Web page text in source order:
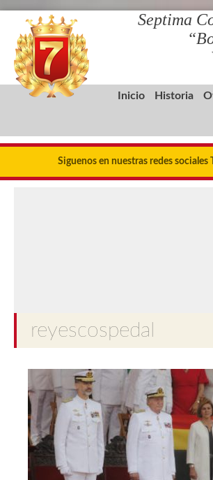
Septima
Inicio Historia
Siguenos en nuestras redes
reyescospedal